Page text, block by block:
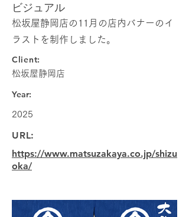
ビジュアル
松坂屋静岡店の11月の店内バナーのイ
ラストを制作しました。
Client:
松坂屋静岡店
Year:
2025
URL:
https://www.matsuzakaya.co.jp/shizu
oka/